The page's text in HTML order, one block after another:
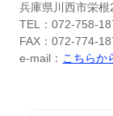
兵庫県川西市栄
TEL：072-758-
FAX：072-774-
e-mail： こちらか